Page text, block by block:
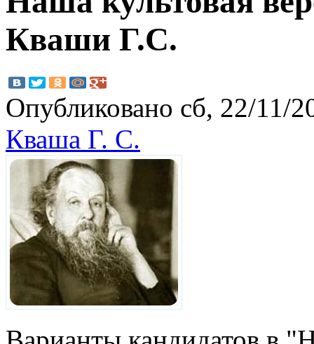
Кваши Г.С.
Опубликовано сб, 22/11/
Кваша Г. С.